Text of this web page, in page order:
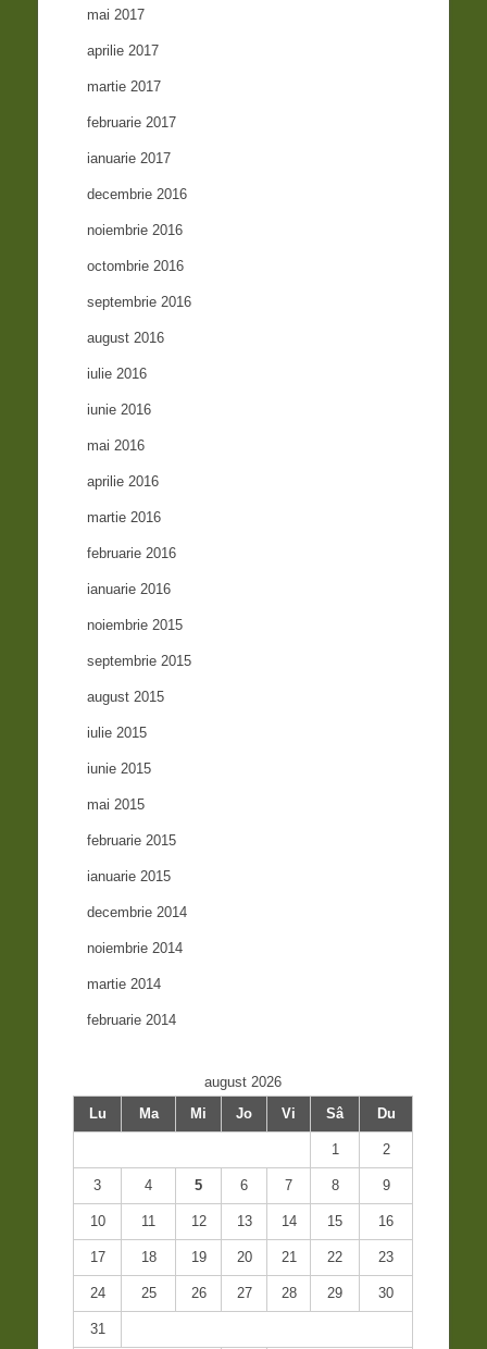
mai 2017
aprilie 2017
martie 2017
februarie 2017
ianuarie 2017
decembrie 2016
noiembrie 2016
octombrie 2016
septembrie 2016
august 2016
iulie 2016
iunie 2016
mai 2016
aprilie 2016
martie 2016
februarie 2016
ianuarie 2016
noiembrie 2015
septembrie 2015
august 2015
iulie 2015
iunie 2015
mai 2015
februarie 2015
ianuarie 2015
decembrie 2014
noiembrie 2014
martie 2014
februarie 2014
august 2026
Lu
Ma Mi Jo Vi Sâ Du
1 2
3 4 5 6 7 8 9
10 11 12 13 14 15 16
17 18 19 20 21 22 23
24 25 26 27 28 29 30
31